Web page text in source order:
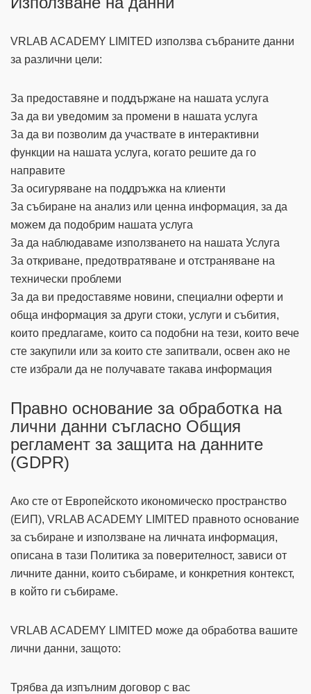
VRLAB ACADEMY LIMITED използва събраните данни
за различни цели:
За предоставяне и поддържане на нашата услуга
За да ви уведомим за промени в нашата услуга
За да ви позволим да участвате в интерактивни
функции на нашата услуга, когато решите да го
направите
За осигуряване на поддръжка на клиенти
За събиране на анализ или ценна информация, за да
можем да подобрим нашата услуга
За да наблюдаваме използването на нашата Услуга
За откриване, предотвратяване и отстраняване на
технически проблеми
За да ви предоставяме новини, специални оферти и
обща информация за други стоки, услуги и събития,
които предлагаме, които са подобни на тези, които вече
сте закупили или за които сте запитвали, освен ако не
сте избрали да не получавате такава информация
Правно основание за обработка на
лични данни съгласно Общия
регламент за защита на данните
(GDPR)
Ако сте от Европейското икономическо пространство
(ЕИП), VRLAB ACADEMY LIMITED правното основание
за събиране и използване на личната информация,
описана в тази Политика за поверителност, зависи от
личните данни, които събираме, и конкретния контекст,
в който ги събираме.
VRLAB ACADEMY LIMITED може да обработва вашите
лични данни, защото:
Трябва да изпълним договор с вас